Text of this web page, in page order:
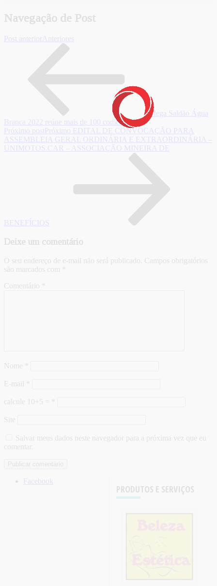
Navegação de Post
Post anterior Anteriores
Mega Saldão Água
Branca 2022 reúne mais de 100 comerciantes
Próximo post Próximo EDITAL DE CONVOCAÇÃO PARA
ASSEMBLEIA GERAL ORDINÁRIA E EXTRAORDINÁRIA –
UNIMOTOS.CAR – ASSOCIAÇÃO MINEIRA DE
BENEFÍCIOS
Deixe um comentário
O seu endereço de e-mail não será publicado. Campos obrigatórios
são marcados com
Comentário
Nome
E-mail
calcule 10+5 =
Site
Salvar meus dados neste navegador para a próxima vez que eu
comentar.
PRODUTOS E SERVIÇOS
Facebook